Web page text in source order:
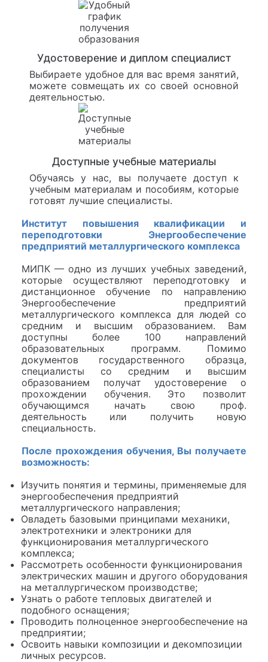
Удостоверение и диплом специалист
Выбираете удобное для вас время занятий,
можете совмещать их со своей основной
деятельностью.
Доступные учебные материалы
Обучаясь у нас, вы получаете доступ к
учебным материалам и пособиям, которые
готовят лучшие специалисты.
Институт повышения квалификации и
переподготовки Энергообеспечение
предприятий металлургического комплекса
МИПК — одно из лучших учебных заведений,
которые осуществляют переподготовку и
дистанционное обучение по направлению
Энергообеспечение предприятий
металлургического комплекса для людей со
средним и высшим образованием. Вам
доступны более 100 направлений
образовательных программ. Помимо
документов государственного образца,
специалисты со средним и высшим
образованием получат удостоверение о
прохождении обучения. Это позволит
обучающимся начать свою проф.
деятельность или получить новую
специальность.
После прохождения обучения, Вы получаете
возможность:
Изучить понятия и термины, применяемые для
энергообеспечения предприятий
металлургического направления;
Овладеть базовыми принципами механики,
электротехники и электроники для
функционирования металлургического
комплекса;
Рассмотреть особенности функционирования
электрических машин и другого оборудования
на металлургическом производстве;
Узнать о работе тепловых двигателей и
подобного оснащения;
Проводить полноценное энергообеспечение на
предприятии;
Освоить навыки композиции и декомпозиции
личных ресурсов.